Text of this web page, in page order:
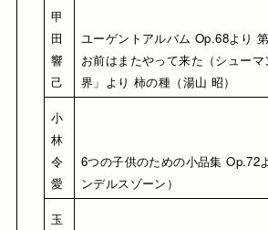
甲
田
響
己
ユーゲントアルバム Op.68より
お前はまたやって来た（シュー
界」より 柿の種（湯山 昭）
小
林
令
愛
6つの子供のための小品集 Op.72
ンデルスゾーン）
玉